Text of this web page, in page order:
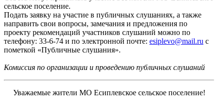
сельское поселение.
Подать заявку на участие в публичных слушаниях, а также
направить свои вопросы, замечания и предложения по
проекту рекомендаций участников слушаний можно по
телефону: 33-6-74 и по электронной почте: esiplevo@mail.ru с
пометкой «Публичные слушания».
Комиссия по организации и проведению публичных слушаний
Уважаемые жители МО Есиплевское сельское поселение!